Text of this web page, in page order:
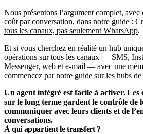
Nous présentons l’argument complet, avec
coût par conversation, dans notre guide :
tous les canaux, pas seulement WhatsApp.
Et si vous cherchez en réalité un hub
opérations sur tous les canaux — SMS,
Messenger, web et e-mail — avec une
commencez par notre guide sur les hubs
Un agent intégré est facile à activer.
sur le long terme gardent le contrôle de
communiquer avec leurs clients et de
conversations.
À qui appartient le transfert ?